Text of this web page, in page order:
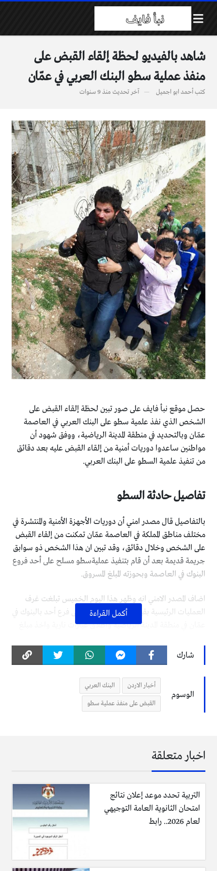
شاهد بالفيديو لحظة إلقاء القبض على
منفذ عملية سطو البنك العربي في عمّان
كتبأحمد ابو اجميل آخر تحديث منذ 9 سنوات
حصل موقع نبأ فايف على صور تبين لحظة إلقاء القبض على
الشخص الذي نفذ علمية سطو على البنك العربي في العاصمة
عمّان وبالتحديد في منطقة المدينة الرياضية، ووفق شهود أن
مواطنين ساعدوا دوريات أمنية من إلقاء القبض عليه بعد دقائق
من تنفيذ علمية السطو على البنك العربي.
تفاصيل حادثة السطو
بالتفاصيل قال مصدر امني أن دوريات الأجهزة الأمنية والمنتشرة في
مختلف مناطق المملكة في العاصمة عمّان تمكنت من إلقاء القبض
على الشخص وخلال دقائق، وقد تبين ان هذا الشخص ذو سوابق
جريمة قديمة بعد أن قام بتنفيذ عمليةسطو مسلح على أحد فروع
البنوك في العاصمة وبحوزته المبلغ المسروق.
اضاف المصدر الامني انه وظهر هذا اليوم الخميس تبلغت غرف
العمليات الرئيسية بقيام مجهول بالدخول الى فرع أحد بالبنوك في
عمّان في منطقة المدينة الرياضية واطلاق عيارات نارية واخذ مبلغ
تم التعيم على مواصفاته على كافة الدوريات المنتشرة لتتمكن أحد
الدرويات الأمنية من ملاحقته وبحوزته السلاح الناري والمبلغ
المسروق من البنك.
وبعد عملية التحقيق الشخص ذو السوابق الجريمة تبين أسمه
(محمد منير جميل) وبحقة ست اسبقيات سابقة إعتراف
أكمل القراءة
شارك
الوسوم
أخبار الاردن البنك العربي
القبض على منفذ عملية سطو
اخبار متعلقة
التربية تحدد موعد إعلان نتائج
امتحان الثانوية العامة التوجيهي
لعام 2026.. رابط